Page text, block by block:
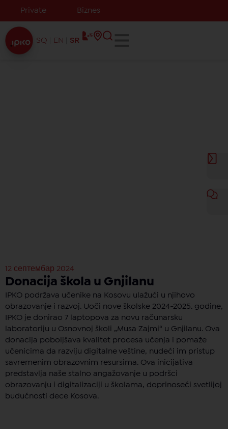
Private Biznes
SQ EN SR
12 септембар 2024
Donacija škola u ​​Gnjilanu
IPKO podržava učenike na Kosovu ulažući u njihovo
obrazovanje i razvoj. Uoči nove školske 2024-2025. godine,
IPKO je donirao 7 laptopova za novu računarsku
laboratoriju u Osnovnoj školi „Musa Zajmi“ u Gnjilanu. Ova
donacija poboljšava kvalitet procesa učenja i pomaže
učenicima da razviju digitalne veštine, nudeći im pristup
savremenim obrazovnim resursima. Ova inicijativa
predstavlja naše stalno angažovanje u podršci
obrazovanju i digitalizaciji u školama, doprinoseći svetlijoj
budućnosti dece Kosova.